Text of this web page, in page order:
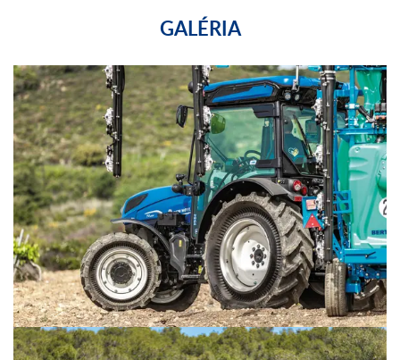
GALÉRIA